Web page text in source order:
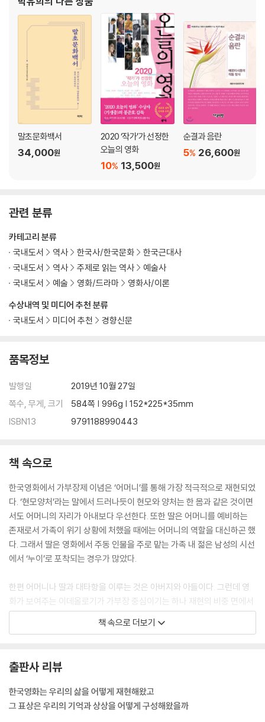
활극의 상상과 흔들리는 적 | 일본이라는 아버지로부터 벗어날 때 | 민족의
이름으로 사랑을 방패로 삼다 | 학병 탈주 서사와 『청춘극장』 | 일본제국,
‘청춘대로망’의 운명적 배경 | ‘왜색’ 검열과 일본 재현 | 탈냉전시대 일본군
성노예 문제의 전면화 | 아무리 반복해도 지나치지 않지만, 반복해서는 안
되는 지점에 대해
2장 미국 - [불사조의 언덕](1955)에서 [이태원 살인사건](2009)까
미국의 양가성 | 기독교 해방군으로서 미군 | 여성, 한미동맹의 매개 | 기지
촌, 타락이자 기회 그리고 근대적 충동의 공간 | 아메리칸 드림에서 반미영
화로 | 미국이라는 숙주와 386세대 | ‘이태원 살인사건’이 남긴 것 | 386
세대의 한계, 혹은 이분법의 맹점
리’ | 장르 문법의 우위와 표상의 다양화 | 흉터, 객관화되지 못한 트라우마
| 경계의 붕괴, 그리고 웃음을 동반하는 적
3부 민주주의 : 3·1운동으로 건립되어 4·19민주이념을 계승하고…
1장 3·1운동 - [유관순](1948)에서 [항거: 유관순 이야기](2019)까지
3·1운동과 유관순 열사 | 유관순 열사 기념사업과 ‘순국처녀 유관순’ | 순결
과 형극의 영웅 도식과 그 그늘 | 민주주의 이상을 품은 학생 유관순
‘푸른 눈의 목격자’와 무구한 ‘그들’ | ‘독일 비디오’에서 [26년]까지 | 영웅
시민의 각성과 광장의 윤리 | 망각의 알리바이와 ‘우리들’의 참회
3장 6월 민주항쟁 - [변호인](2013)에서 [1987](2017)까지
생리 | 변혁의 원동력, 청년 감성 | 역사적 장면 포개놓기와 부단한 균형 감
4장 법치주의 - [검사와 여선생](1948)에서 [소수의견](2015)까지
법의 표상으로서 ‘법정’ | 증거와 이성보다 인정의 윤리 | 법의 두 얼굴과 눈
물의 봉합 | 법의 관용과 근대화 프로젝트 | 법보다 반공(反共), 추리의 불
가능성 | 법정 멜로드라마에서 법정 추리물로 | 법보다 자본의 시대, 균형
적 역학의 필요성 | 99퍼센트의 입장에서 권력의 책임을 묻다 | 법정영화
4부 여성 : 여성, 관습 안에서 관습을 넘어서온 예외자들
1장 첫사랑 - [맨발의 청춘](1964)에서 [건축학개론](2012)까지
우리 모두는 누군가의 첫사랑이었다 | 첫 번째 사랑이 평생의 사랑 | 불치
2장 무당 - [고려장](1963)에서 [태백산맥](1994)까지
붉은 무복에 빗갓을 쓴 여인이 작두를 타다 | 야만과 미몽, 근대적 가치의
대척점 | 운명에 대한 순응과 여성의 욕망 | 불가사의, 그러나 현실적 존재
국영화 역사 속 검열제도』, 『순결과 음
말초문화백서
34,000원
2020 ‘작가’가 선정한
오늘의 영화
13,500원
10%
순결과 음란
26,600원
5%
관련 분류
수상내역 및 미디어 추천 분류
국내도서
미디어 추천 경향신문
카테고리 분류
국내도서
역사 한국사/한국문화
한국근대사
국내도서
역사 주제로 읽는 역사
예술사
국내도서
예술 영화/드라마 영화사/이론
품목정보
발행일
2019년 10월 27일
쪽수, 무게, 크기
584쪽 | 996g | 152*225*35mm
ISBN13
9791188990443
책 속으로
한국영화에서 가부장제 이념은 ‘어머니’를 통해 가장 적극적으로 재현되었
다. ‘현모양처’라는 말에서 드러나듯이 현모와 양처는 한 몸과 같은 것이면
서도 어머니의 자리가 아내보다 우선한다. 또한 딸은 어머니를 예비하는
존재로서 가족이 위기 상황에 처했을 때에는 어머니의 역할을 대신하곤 했
다. 그래서 딸은 영화에서 주동 인물을 주로 맡는 가족 내 젊은 남성의 시선
에서 ‘누이’로 포착되는 경우가 많았다.
한편 어머니나 딸과 대타항을 이루는 것은 아버지와 아들이다. 그런데 영
화가 보여주는 이데올로기가 가부장 중심이기는 하나 재현의 비중 면에서
‘아버지’는 어머니에 비하면 현저히 적다. 이는 이념적으로는 유능하고 책
임감 있는 가부장이 필요했으나 실제의 역할이나 위상은 그러한 이념적 이
의 미래를 위해 근대 지식 자본을 얻는 데 전념해야 했기 때문에 생업은 어
머니와 딸의 몫이었다. 여기에서 어머니와 딸의 수난이 시작된다. 한편 가
족의 기대와 선망이 장자(長子)에게 집중되면서 근대 ‘오빠’의 표상이 탄
책 속으로 더보기
출판사 리뷰
한국영화는 우리의 삶을 어떻게 재현해왔고
그 표상은 우리의 기억과 상상을 어떻게 구성해왔을까